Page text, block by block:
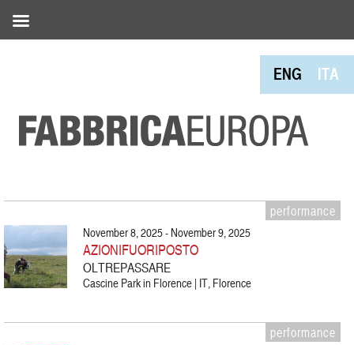
ENG ITA
performance
November 8, 2025 - November 9, 2025
AZIONIFUORIPOSTO
OLTREPASSARE
Cascine Park in Florence | IT, Florence
performance